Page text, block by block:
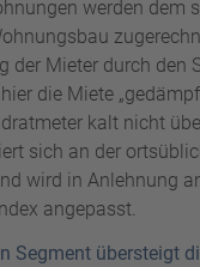
werden dem
der Mieter durch den
die Miete
kalt nicht
sich an der
wird in Anlehnung
angepasst.
Segment übersteigt